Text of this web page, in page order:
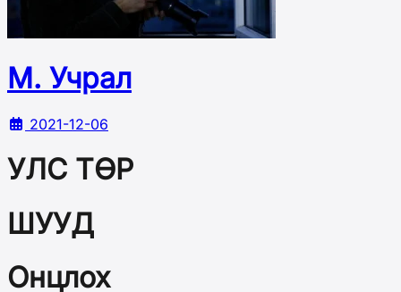
М. Учрал
2021-12-06
УЛС ТӨР
ШУУД
Онцлох